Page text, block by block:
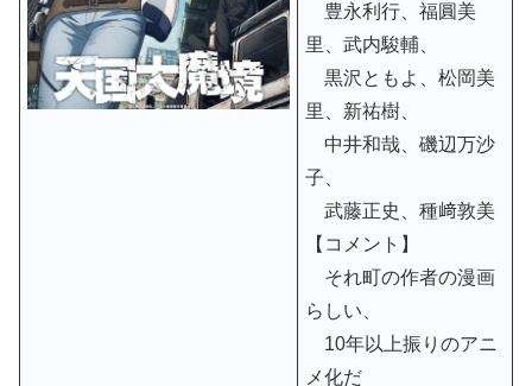
豊永利行、福圓美
里、武内駿輔、
黒沢ともよ、松岡美
里、新祐樹、
中井和哉、磯辺万沙
子、
武藤正史、種﨑敦美
【コメント】
それ町の作者の漫画
らしい、
10年以上振りのアニ
メ化だ